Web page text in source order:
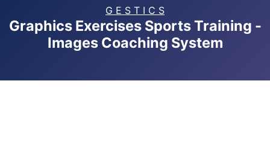
G E S T I C S
Graphics Exercises Sports Training -
Images Coaching System